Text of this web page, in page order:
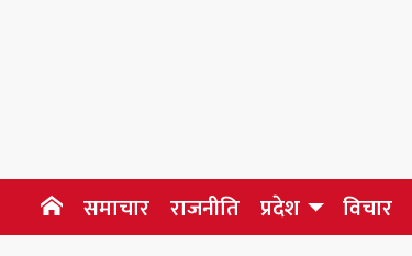
समाचार राजनीति प्रदेश विचार